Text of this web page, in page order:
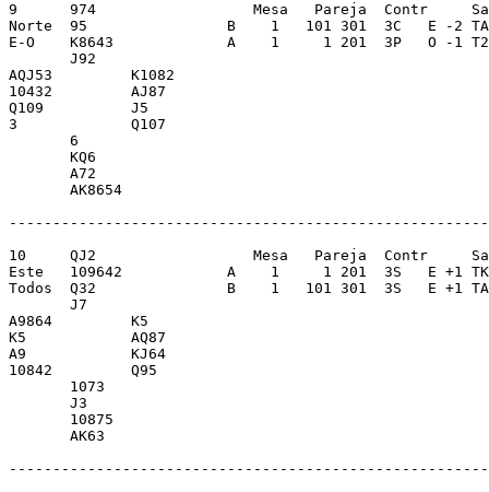
9      974                  Mesa   Pareja  Contr     Sal
Norte  95                B    1   101 301  3C   E -2
E-O    K8643             A    1     1 201  3P   O -1
       J92
AQJ53         K1082
10432         AJ87
Q109          J5
3             Q107
       6
       KQ6
       A72
       AK8654
10     QJ2                  Mesa   Pareja  Contr     Sal
Este   109642            A    1     1 201  3S   E +1
Todos  Q32               B    1   101 301  3S   E +1
       J7
A9864         K5
K5            AQ87
A9            KJ64
10842         Q95
       1073
       J3
       10875
       AK63